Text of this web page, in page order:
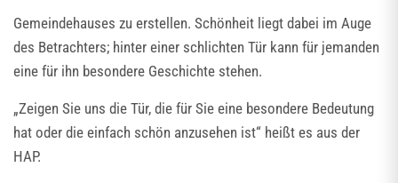
Gemeindehauses zu erstellen. Schönheit liegt dabei im Auge
des Betrachters; hinter einer schlichten Tür kann für jemanden
eine für ihn besondere Geschichte stehen.
„Zeigen Sie uns die Tür, die für Sie eine besondere Bedeutung
hat oder die einfach schön anzusehen ist“ heißt es aus der
HAP.